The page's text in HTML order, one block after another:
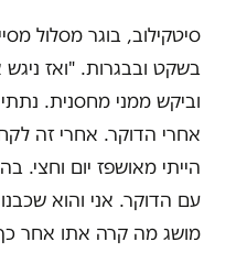
סיטקילוב, בוגר מסלול
בשקט ובבגרות. "ואז
וביקש ממני מחסנית.
אחרי הדוקר. אחרי זה
הייתי מאושפז יום וחצי.
עם הדוקר. אני והוא
מושג מה קרה אתו אחר